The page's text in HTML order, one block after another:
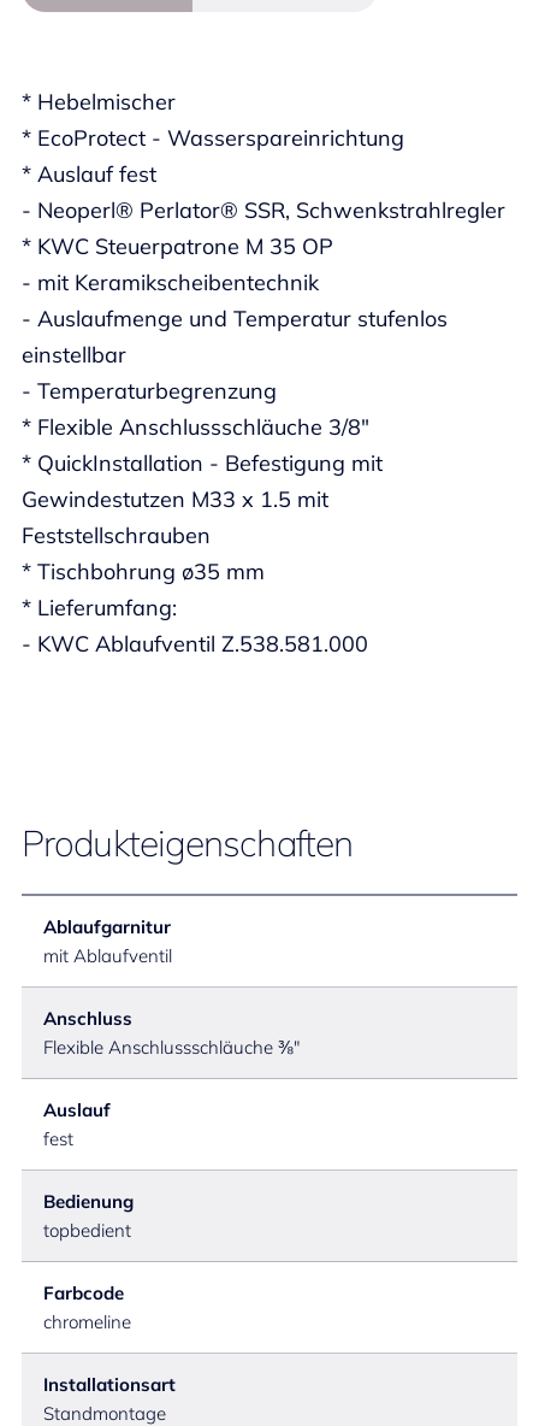
* Hebelmischer
* EcoProtect - Wasserspareinrichtung
* Auslauf fest
- Neoperl® Perlator® SSR, Schwenkstrahlregler
* KWC Steuerpatrone M 35 OP
- mit Keramikscheibentechnik
- Auslaufmenge und Temperatur stufenlos
einstellbar
- Temperaturbegrenzung
* Flexible Anschlussschläuche 3/8"
* QuickInstallation - Befestigung mit
Gewindestutzen M33 x 1.5 mit
Feststellschrauben
* Tischbohrung ø35 mm
* Lieferumfang:
- KWC Ablaufventil Z.538.581.000
Produkteigenschaften
Ablaufgarnitur
mit Ablaufventil
Anschluss
Flexible Anschlussschläuche ⅜"
Auslauf
fest
Bedienung
topbedient
Farbcode
chromeline
Installationsart
Standmontage